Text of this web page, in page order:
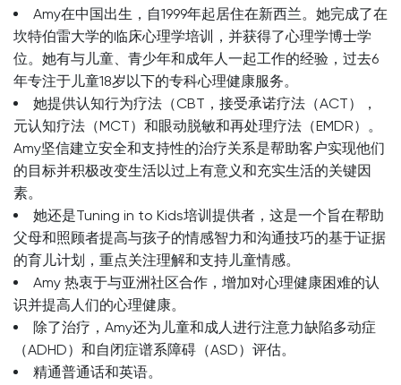
Amy在中国出生，自1999年起居住在新西兰。她完成了在
坎特伯雷大学的临床心理学培训，并获得了心理学博士学
位。她有与儿童、青少年和成年人一起工作的经验，过去6
年专注于儿童18岁以下的专科心理健康服务。
她提供认知行为疗法（CBT，接受承诺疗法（ACT），
元认知疗法（MCT）和眼动脱敏和再处理疗法（EMDR）。
Amy坚信建立安全和支持性的治疗关系是帮助客户实现他们
的目标并积极改变生活以过上有意义和充实生活的关键因
素。
她还是Tuning in to Kids培训提供者，这是一个旨在帮助
父母和照顾者提高与孩子的情感智力和沟通技巧的基于证据
的育儿计划，重点关注理解和支持儿童情感。
Amy 热衷于与亚洲社区合作，增加对心理健康困难的认
识并提高人们的心理健康。
除了治疗，Amy还为儿童和成人进行注意力缺陷多动症
（ADHD）和自闭症谱系障碍（ASD）评估。
精通普通话和英语。